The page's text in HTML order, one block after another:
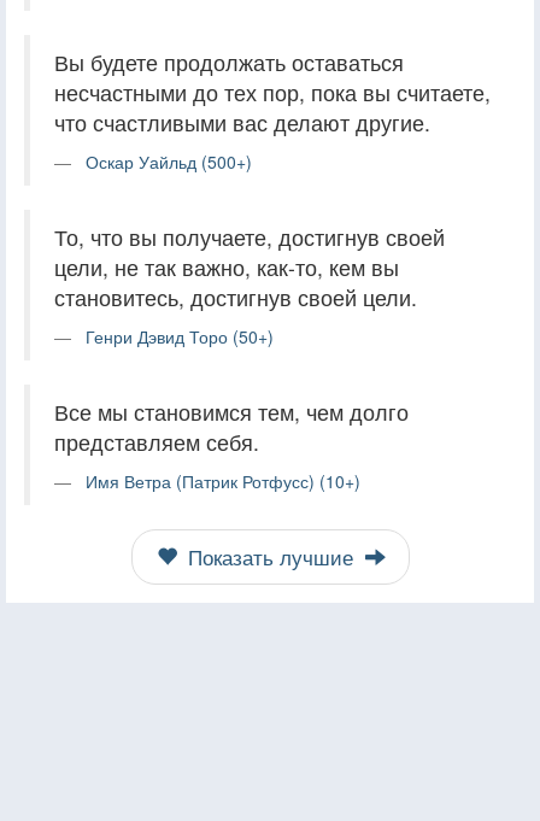
Вы будете продолжать оставаться
несчастными до тех пор, пока вы считаете,
что счастливыми вас делают другие.
Оскар Уайльд (500+)
То, что вы получаете, достигнув своей
цели, не так важно, как-то, кем вы
становитесь, достигнув своей цели.
Генри Дэвид Торо (50+)
Все мы становимся тем, чем долго
представляем себя.
Имя Ветра (Патрик Ротфусс) (10+)
Показать лучшие